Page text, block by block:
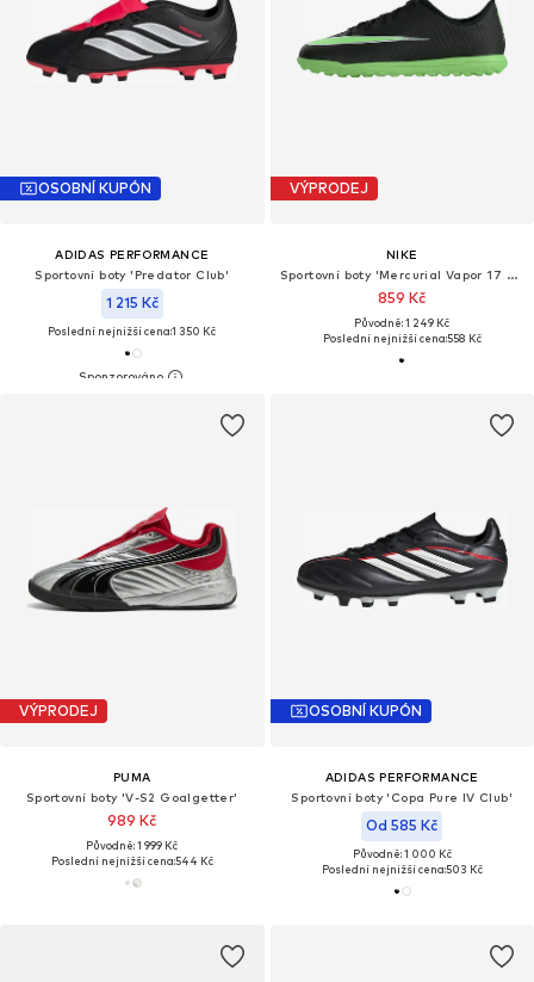
OSOBNÍ KUPÓN
ADIDAS PERFORMANCE
Sportovní boty 'Predator Club'
1 215 Kč
Poslední nejnižší cena:1 350 Kč
VÝPRODEJ
NIKE
Sportovní boty 'Mercurial Vapor 17 Club'
859 Kč
Původně: 1 249 Kč
Poslední nejnižší cena:558 Kč
VÝPRODEJ
PUMA
Sportovní boty 'V-S2 Goalgetter'
989 Kč
Původně: 1 999 Kč
Poslední nejnižší cena:544 Kč
OSOBNÍ KUPÓN
ADIDAS PERFORMANCE
Sportovní boty 'Copa Pure IV Club'
Od 585 Kč
Původně: 1 000 Kč
Poslední nejnižší cena:503 Kč